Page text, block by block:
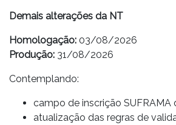
Demais alterações da NT
Homologação: 03/08/2026
Produção: 31/08/2026
Contemplando:
campo de inscrição SUFRAMA
atualização das regras de